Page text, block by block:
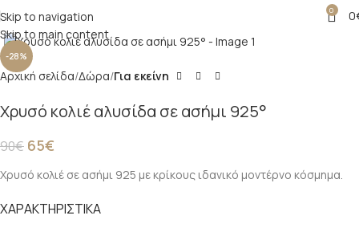
Skip to navigation
Skip to main content
0 0
-28%
Click to enlarge
Αρχική σελίδα Δώρα Για εκείνη
Χρυσό κολιέ αλυσίδα σε ασήμι 925°
90€ 65€
Χρυσό κολιέ σε ασήμι 925 με κρίκους ιδανικό μοντέρνο κόσμημα.
ΧΑΡΑΚΤΗΡΙΣΤΙΚΑ